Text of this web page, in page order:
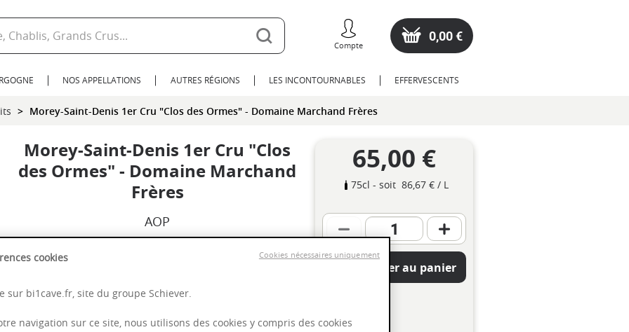
Compte
0,00 €
NOS APPELLATIONS AUTRES RÉGIONS LES INCONTOURNABLES EFFERVESCENTS
Morey-Saint-Denis 1er Cru "Clos des Ormes" - Domaine Marchand Frères
Morey-Saint-Denis 1er Cru "Clos
des Ormes" - Domaine Marchand
Frères
AOP
Bourgogne
65,00 €
75cl - soit 86,67 €/ L
Ajouter au panier
cookies
sur bi1cave.fr, site du groupe Schiever.
navigation sur ce site, nous utilisons des cookies y compris des cookies
Cookies nécessaires uniquement